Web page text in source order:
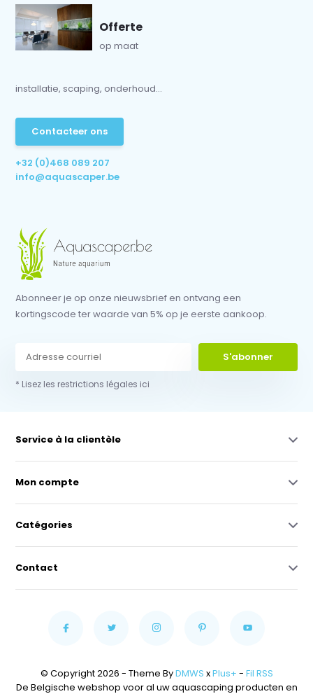
Offerte
op maat
installatie, scaping, onderhoud...
Contacteer ons
+32 (0)468 089 207
info@aquascaper.be
Abonneer je op onze nieuwsbrief en ontvang een
kortingscode ter waarde van 5% op je eerste aankoop.
S'abonner
* Lisez les restrictions légales ici
Service à la clientèle
Mon compte
Catégories
Contact
© Copyright 2026 - Theme ByDMWS xPlus+ - Fil RSS
De Belgische webshop voor al uw aquascaping producten en